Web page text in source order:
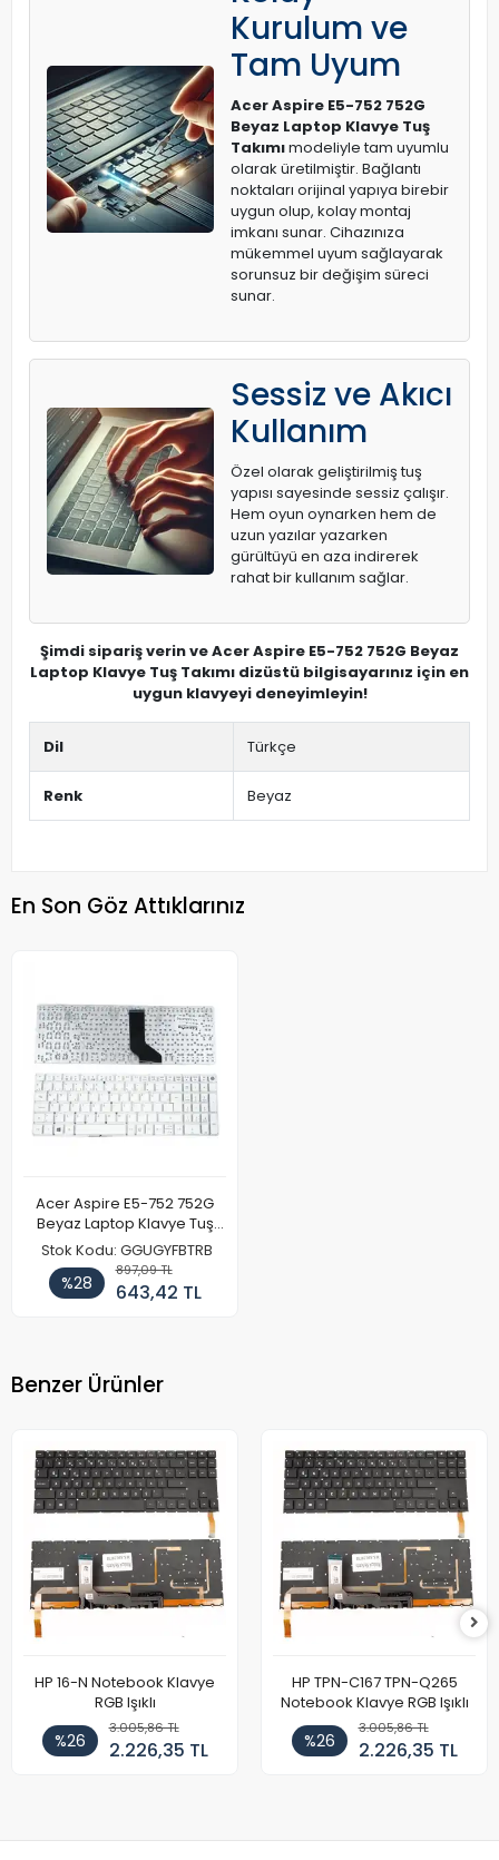
Kurulum ve
Tam Uyum
Acer Aspire E5-752 752G
Beyaz Laptop Klavye Tuş
Takımımodeliyle tam uyumlu
olarak üretilmiştir. Bağlantı
noktaları orijinal yapıya birebir
uygun olup, kolay montaj
imkanı sunar. Cihazınıza
mükemmel uyum sağlayarak
sorunsuz bir değişim süreci
sunar.
Sessiz ve Akıcı
Kullanım
Özel olarak geliştirilmiş tuş
yapısı sayesinde sessiz çalışır.
Hem oyun oynarken hem de
uzun yazılar yazarken
gürültüyü en aza indirerek
rahat bir kullanım sağlar.
Şimdi sipariş verin ve Acer Aspire E5-752 752G Beyaz
Laptop Klavye Tuş Takımı dizüstü bilgisayarınız için en
uygun klavyeyi deneyimleyin!
Dil Türkçe
Renk Beyaz
En Son Göz Attıklarınız
Acer Aspire E5-752 752G
Beyaz Laptop Klavye Tuş
Takımı
Stok Kodu: GGUGYFBTRB
%28
897,09 TL
643,42 TL
Benzer Ürünler
HP 16-N Notebook Klavye
RGB Işıklı
%26
3.005,86 TL
2.226,35 TL
HP TPN-C167 TPN-Q265
Notebook Klavye RGB Işıklı
%26
3.005,86 TL
2.226,35 TL